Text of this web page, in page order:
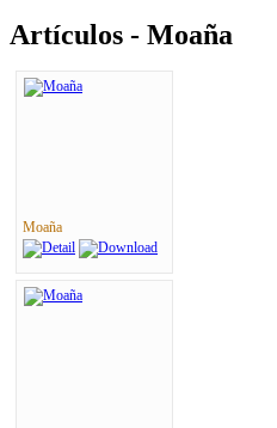
Artículos - Moaña
Moaña